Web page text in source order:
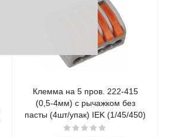
Клемма на 5 пров. 222-415
(0,5-4мм) с рычажком без
пасты (4шт/упак) IEK (1/45/450)